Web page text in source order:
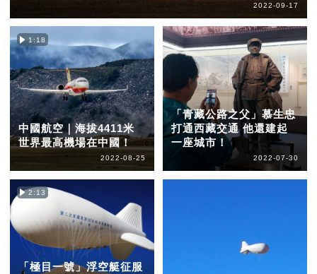
2022-09-17
1:18
中國航空｜海拔4411米
世界最高機場在中國！
2022-08-25
「青藏公路之父」慕生忠
打通西藏交通 他還建起
一座城市！
2022-07-30
2:13
「極目一號」浮空艇征服